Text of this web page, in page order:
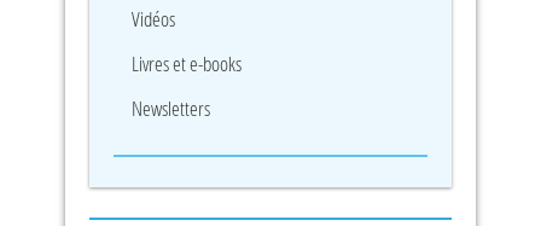
Vidéos
Livres et e-books
Newsletters